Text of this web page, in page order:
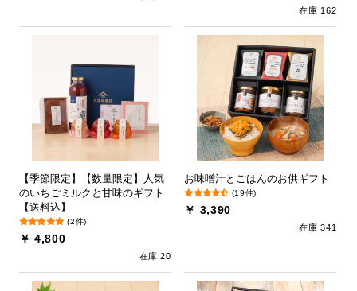
在庫 162
【季節限定】【数量限定】人気
のいちごミルクと甘味のギフト
【送料込】
(2件)
￥ 4,800
在庫 20
お味噌汁とごはんのお供ギフト
(19件)
￥ 3,390
在庫 341